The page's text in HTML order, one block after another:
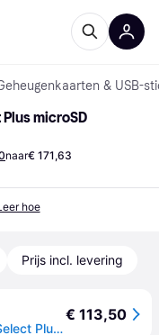
& USB-
microSD
naar€ 171,63
hoe
Prijs incl. levering
Kingston 1TB microSDXC Canvas Select Plus Gen3 150MB/s A1 Card + Adapter SD-kaart
€ 113,50